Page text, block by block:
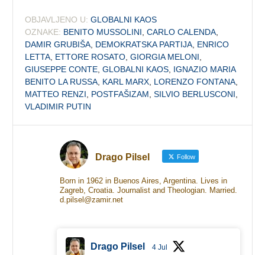
OBJAVLJENO U: GLOBALNI KAOS
OZNAKE: BENITO MUSSOLINI ,CARLO CALENDA
DAMIR GRUBIŠA DEMOKRATSKA PARTIJA ENRICO
LETTA ETTORE ROSATO ,GIORGIA MELONI
GIUSEPPE CONTE ,GLOBALNI KAOS IGNAZIO MARIA
BENITO LA RUSSA KARL MARX LORENZO FONTANA
MATTEO RENZI
POSTFAŠIZAM ,SILVIO BERLUSCONI
VLADIMIR PUTIN
Drago Pilsel Follow
Born in 1962 in Buenos Aires, Argentina. Lives in
Zagreb, Croatia. Journalist and Theologian. Married.
d.pilsel@zamir.net
Drago Pilsel 4 Jul